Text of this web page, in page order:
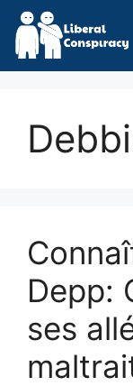
Skip
content
Depp:
ses